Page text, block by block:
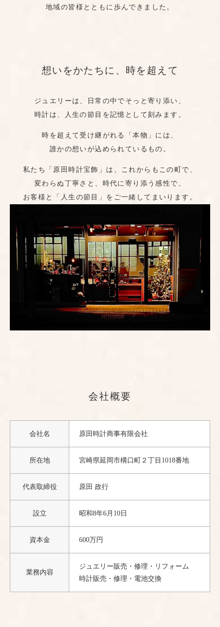
地域の皆様とともに歩んできました。
想いをかたちに、時を超えて
ジュエリーは、日常の中でそっと寄り添い、
時計は、人生の節目を記憶として刻みます。
時を超えて受け継がれる「本物」には、
誰かの想いが込められているもの。
私たち「原田時計宝飾」は、これからもこの町で、
変わらぬ丁寧さと、時代に寄り添う感性で、
お客様と「人生の節目」をご一緒してまいります。
会社概要
会社名 原田時計商事有限会社
所在地 宮崎県延岡市構口町２丁目1018番地
代表取締役 原田 政行
設立 昭和8年6月10日
資本金 600万円
業務内容
ジュエリー販売・修理・リフォーム
時計販売・修理・電池交換